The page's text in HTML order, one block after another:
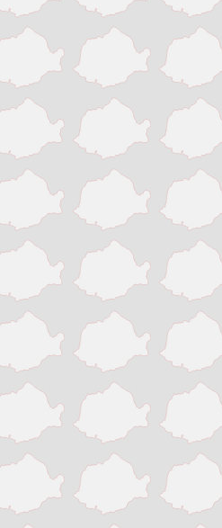
Tinaud
Turnu Magurele
Vaslui
Victoria
Zalau